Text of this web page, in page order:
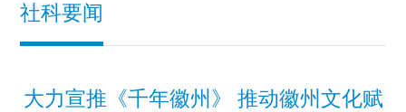
社科要闻
大力宣推《千年徽州》 推动徽州文化赋